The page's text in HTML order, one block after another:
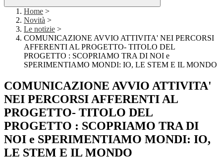
Home >
Novità >
Le notizie >
COMUNICAZIONE AVVIO ATTIVITA' NEI PERCORSI
AFFERENTI AL PROGETTO- TITOLO DEL
PROGETTO : SCOPRIAMO TRA DI NOI e
SPERIMENTIAMO MONDI: IO, LE STEM E IL MONDO
COMUNICAZIONE AVVIO ATTIVITA'
NEI PERCORSI AFFERENTI AL
PROGETTO- TITOLO DEL
PROGETTO : SCOPRIAMO TRA DI
NOI e SPERIMENTIAMO MONDI: IO,
LE STEM E IL MONDO